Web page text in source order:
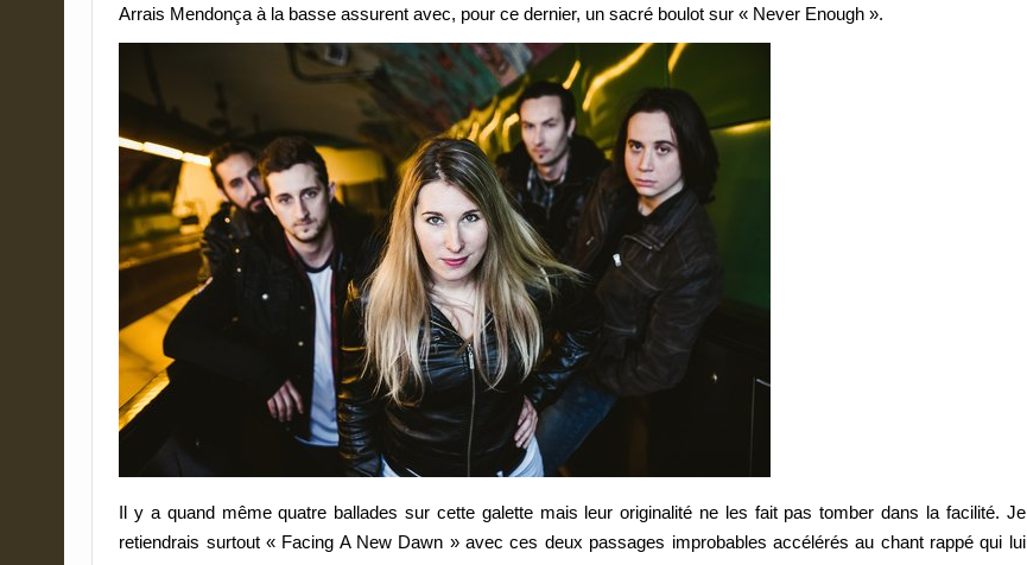
Arrais Mendonça à la basse assurent avec, pour ce dernier, un sacré boulot sur « Never Enough ».
Il y a quand même quatre ballades sur cette galette mais leur originalité ne les fait pas tomber dans la facilité. Je
retiendrais surtout « Facing A New Dawn » avec ces deux passages improbables accélérés au chant rappé qui lui